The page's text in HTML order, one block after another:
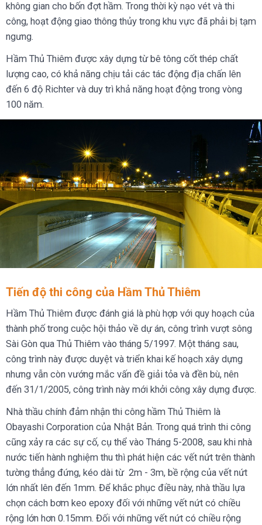
không gian cho bốn đợt hầm. Trong thời kỳ nạo vét và thi
công, hoạt động giao thông thủy trong khu vực đã phải bị tạm
ngưng.
Hầm Thủ Thiêm được xây dựng từ bê tông cốt thép chất
lượng cao, có khả năng chịu tải các tác động địa chấn lên
đến 6 độ Richter và duy trì khả năng hoạt động trong vòng
100 năm.
Tiến độ thi công của Hầm Thủ Thiêm
Hầm Thủ Thiêm được đánh giá là phù hợp với quy hoạch của
thành phố trong cuộc hội thảo về dự án, công trình vượt sông
Sài Gòn qua Thủ Thiêm vào tháng 5/1997. Một tháng sau,
công trình này được duyệt và triển khai kế hoạch xây dựng
nhưng vẫn còn vướng mắc vấn đề giải tỏa và đền bù, nên
đến 31/1/2005, công trình này mới khởi công xây dựng được.
Nhà thầu chính đảm nhận thi công hầm Thủ Thiêm là
Obayashi Corporation của Nhật Bản. Trong quá trình thi công
cũng xảy ra các sự cố, cụ thể vào Tháng 5-2008, sau khi nhà
nước tiến hành nghiệm thu thì phát hiện các vết nứt trên thành
tường thẳng đứng, kéo dài từ 2m - 3m, bề rộng của vết nứt
lớn nhất lên đến 1mm. Để khắc phục điều này, nhà thầu lựa
chọn cách bơm keo epoxy đối với những vết nứt có chiều
rộng lớn hơn 0.15mm. Đối với những vết nứt có chiều rộng